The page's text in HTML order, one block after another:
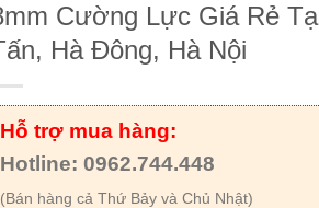
Cường Lực Giá Rẻ
Hà Đông, Hà Nội
Hỗ trợ mua hàng:
Hotline: 0962.744.448
(Bán hàng cả Thứ Bảy và Chủ Nhật)